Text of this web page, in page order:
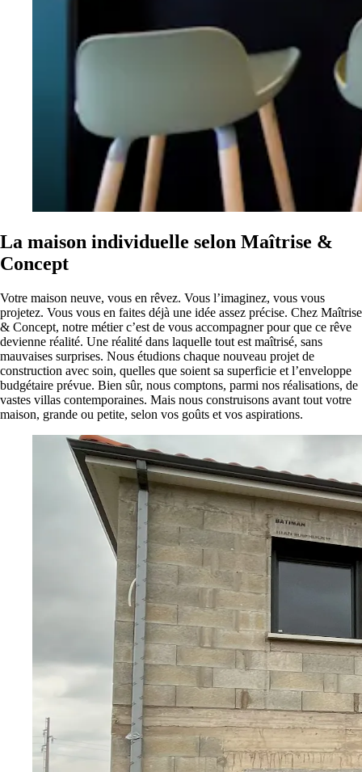
La maison individuelle selon Maîtrise &
Concept
Votre maison neuve, vous en rêvez. Vous l’imaginez, vous vous
projetez. Vous vous en faites déjà une idée assez précise. Chez Maîtrise
& Concept, notre métier c’est de vous accompagner pour que ce rêve
devienne réalité. Une réalité dans laquelle tout est maîtrisé, sans
mauvaises surprises. Nous étudions chaque nouveau projet de
construction avec soin, quelles que soient sa superficie et l’enveloppe
budgétaire prévue. Bien sûr, nous comptons, parmi nos réalisations, de
vastes villas contemporaines. Mais nous construisons avant tout votre
maison, grande ou petite, selon vos goûts et vos aspirations.